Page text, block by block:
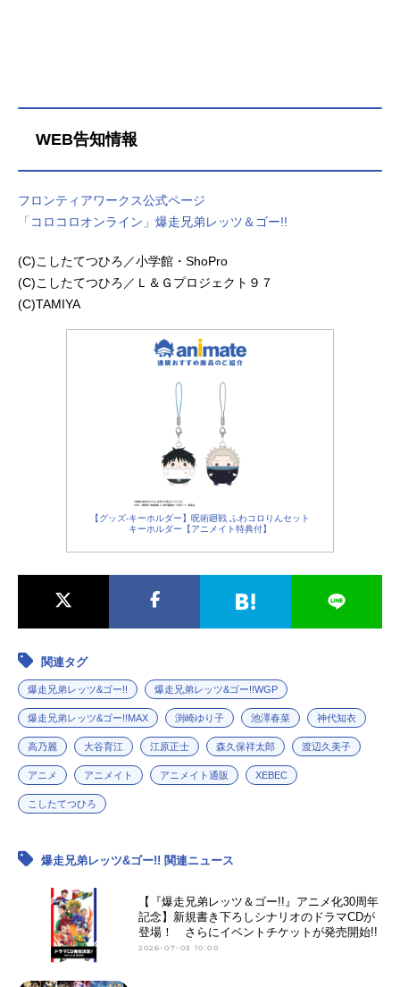
WEB告知情報
フロンティアワークス公式ページ
「コロコロオンライン」爆走兄弟レッツ＆ゴー!!
(C)こしたてつひろ／小学館・ShoPro
(C)こしたてつひろ／Ｌ＆Ｇプロジェクト９７
(C)TAMIYA
【グッズ-キーホルダー】呪術廻戦 ふわコロりんセット
キーホルダー【アニメイト特典付】
関連タグ
爆走兄弟レッツ&ゴー!! 爆走兄弟レッツ&ゴー!!WGP
爆走兄弟レッツ&ゴー!!MAX 渕崎ゆり子 池澤春菜 神代知衣
高乃麗 大谷育江 江原正士 森久保祥太郎 渡辺久美子
アニメ アニメイト アニメイト通販 XEBEC
こしたてつひろ
爆走兄弟レッツ&ゴー!! 関連ニュース
【『爆走兄弟レッツ＆ゴー!!』アニメ化30周年
記念】新規書き下ろしシナリオのドラマCDが
登場！ さらにイベントチケットが発売開始!!
2026-07-03 10:00